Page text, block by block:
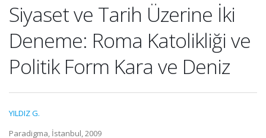
Siyaset ve Tarih Üzerine İki
Deneme: Roma Katolikliği ve
Politik Form Kara ve Deniz
YILDIZ G.
Paradigma, İstanbul, 2009